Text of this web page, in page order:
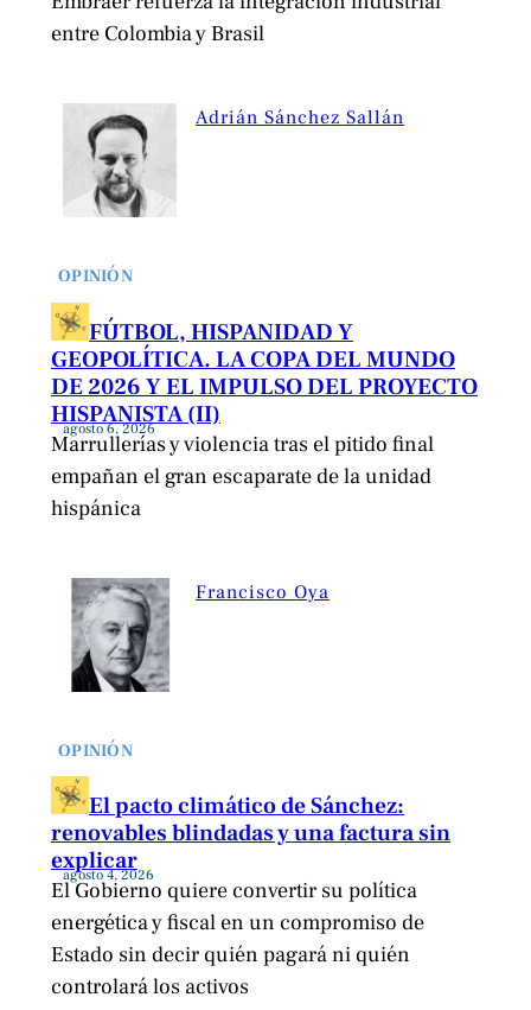
entre Colombia y Brasil
Adrián Sánchez Sallán
OPINIÓN
FÚTBOL, HISPANIDAD Y
GEOPOLÍTICA. LA COPA DEL MUNDO
DE 2026 Y EL IMPULSO DEL PROYECTO
HISPANISTA (II)
agosto 6, 2026
Marrullerías y violencia tras el pitido final
empañan el gran escaparate de la unidad
hispánica
Francisco Oya
OPINIÓN
El pacto climático de Sánchez:
renovables blindadas y una factura sin
explicar
agosto 4, 2026
El Gobierno quiere convertir su política
energética y fiscal en un compromiso de
Estado sin decir quién pagará ni quién
controlará los activos